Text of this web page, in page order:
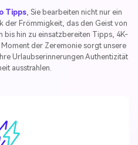
Tipps , Sie bearbeiten nicht nur ein
der Frömmigkeit, das den Geist von
bis hin zu einsatzbereiten Tipps, 4K-
der Zeremonie sorgt unsere
Urlaubserinnerungen Authentizität
ausstrahlen.